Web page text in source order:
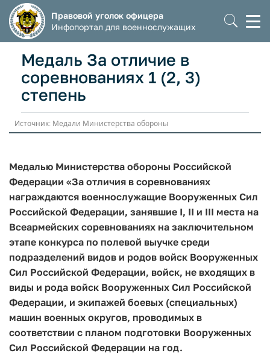
Правовой уголок офицера
Инфопортал для военнослужащих
Медаль За отличие в
соревнованиях 1 (2, 3)
степень
Источник: Медали Министерства обороны
Медалью Министерства обороны Российской
Федерации «За отличия в соревнованиях
награждаются военнослужащие Вооруженных Сил
Российской Федерации, занявшие I, II и III места на
Всеармейских соревнованиях на заключительном
этапе конкурса по полевой выучке среди
подразделений видов и родов войск Вооруженных
Сил Российской Федерации, войск, не входящих в
виды и рода войск Вооруженных Сил Российской
Федерации, и экипажей боевых (специальных)
машин военных округов, проводимых в
соответствии с планом подготовки Вооруженных
Сил Российской Федерации на год.